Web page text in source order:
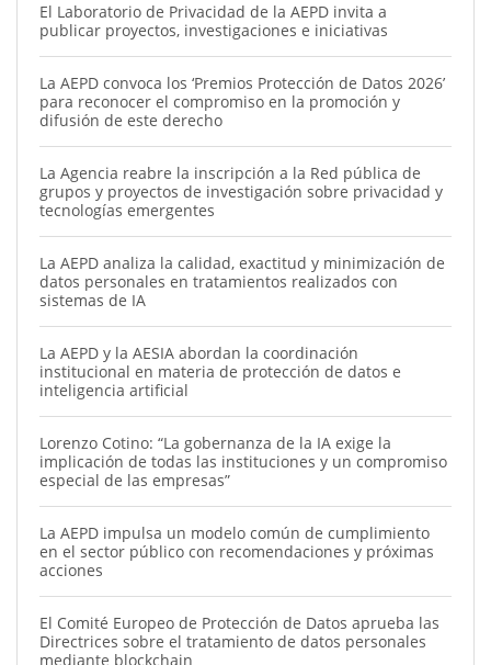
El Laboratorio de Privacidad de la AEPD invita a
publicar proyectos, investigaciones e iniciativas
La AEPD convoca los ‘Premios Protección de Datos 2026’
para reconocer el compromiso en la promoción y
difusión de este derecho
La Agencia reabre la inscripción a la Red pública de
grupos y proyectos de investigación sobre privacidad y
tecnologías emergentes
La AEPD analiza la calidad, exactitud y minimización de
datos personales en tratamientos realizados con
sistemas de IA
La AEPD y la AESIA abordan la coordinación
institucional en materia de protección de datos e
inteligencia artificial
Lorenzo Cotino: “La gobernanza de la IA exige la
implicación de todas las instituciones y un compromiso
especial de las empresas”
La AEPD impulsa un modelo común de cumplimiento
en el sector público con recomendaciones y próximas
acciones
El Comité Europeo de Protección de Datos aprueba las
Directrices sobre el tratamiento de datos personales
mediante blockchain